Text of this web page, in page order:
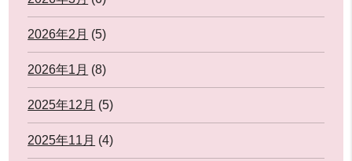
2026年2月 (5)
2026年1月 (8)
2025年12月 (5)
2025年11月 (4)